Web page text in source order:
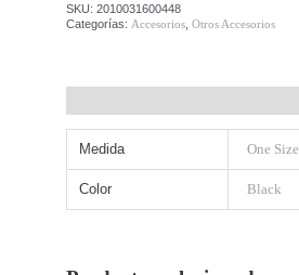
SKU: 2010031600448
Categorías: Accesorios, Otros Accesorios
Medida One Size
Color Black